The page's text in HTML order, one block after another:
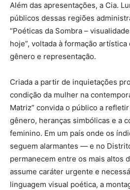
Além das apresentações, a Cia.
públicos dessas regiões
“Poéticas da Sombra –
hoje”, voltada à formação
gênero e representação.
Criada a partir de inquietações
condição da mulher na
Matriz” convida o público a
gênero, heranças simbólicas e a
feminino. Em um país onde os
seguem alarmantes — e no
permanecem entre os mais altos
assume caráter urgente e
linguagem visual poética, a